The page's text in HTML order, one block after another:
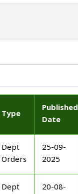
Type
Published
Date
Dept
Orders
25-09-
2025
Dept
20-08-